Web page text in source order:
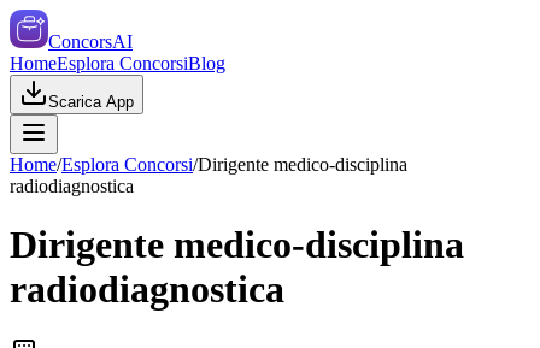
ConcorsAI
HomeEsplora ConcorsiBlog
Scarica App
Home/Esplora Concorsi/Dirigente medico-disciplina
radiodiagnostica
Dirigente medico-disciplina
radiodiagnostica